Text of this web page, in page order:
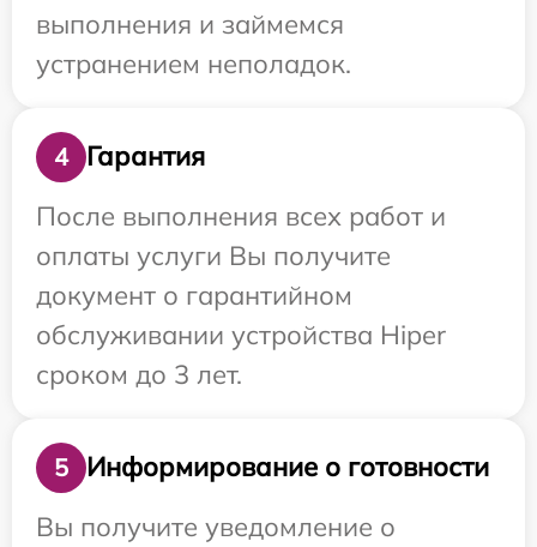
выполнения и займемся
устранением неполадок.
4
Гарантия
После выполнения всех работ и
оплаты услуги Вы получите
документ о гарантийном
обслуживании устройства Hiper
сроком до 3 лет.
5
Информирование о готовности
Вы получите уведомление о